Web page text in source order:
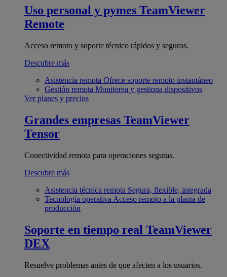
Uso personal y pymes TeamViewer
Remote
Acceso remoto y soporte técnico rápidos y seguros.
Descubre más
Asistencia remota Ofrece soporte remoto instantáneo
Gestión remota Monitorea y gestiona dispositivos
Ver planes y precios
Grandes empresas TeamViewer
Tensor
Conectividad remota para operaciones seguras.
Descubre más
Asistencia técnica remota Segura, flexible, integrada
Tecnología operativa Acceso remoto a la planta de
producción
Soporte en tiempo real TeamViewer
DEX
Resuelve problemas antes de que afecten a los usuarios.